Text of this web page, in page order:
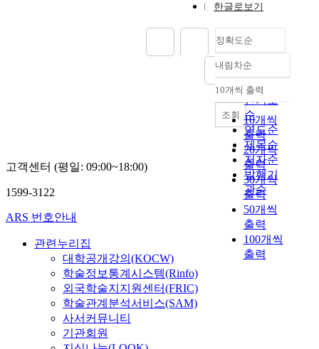
한글로보기
정확도순
정확도
순
인기도
순
연도순
제목순
저자순
발행기
관순
내림차순
내림차순
10개씩 출력
10개씩
출력
20개씩
출력
30개씩
출력
50개씩
출력
100개씩
출력
조회
고객센터 (평일: 09:00~18:00)
1599-3122
ARS 번호안내
관련누리집
대학공개강의(KOCW)
학술정보통계시스템(Rinfo)
외국학술지지원센터(FRIC)
학술관계분석서비스(SAM)
사서커뮤니티
기관회원